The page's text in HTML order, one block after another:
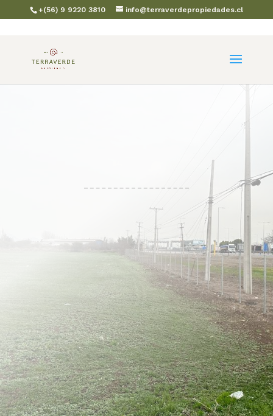
+(56) 9 9220 3810 info@terraverdepropiedades.cl
REF :
21.211 mt2
LLÁMANOS